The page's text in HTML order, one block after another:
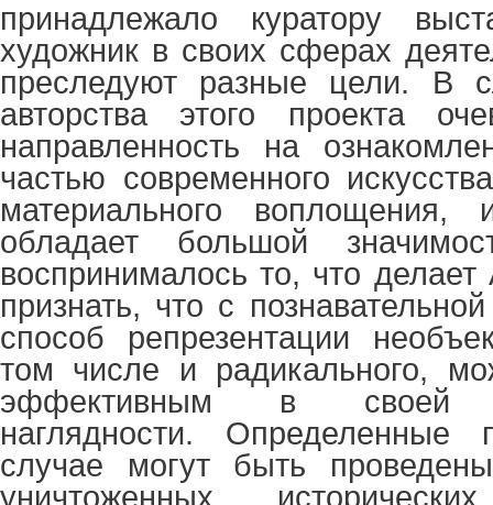
принадлежало куратору
художник в своих сферах
преследуют разные цели. В
авторства этого проекта
направленность на
частью современного
материального
обладает большой
воспринималось то, что
признать, что с
способ репрезентации
том числе и радикального,
эффективным в своей
наглядности.
случае могут быть
уничтоженных